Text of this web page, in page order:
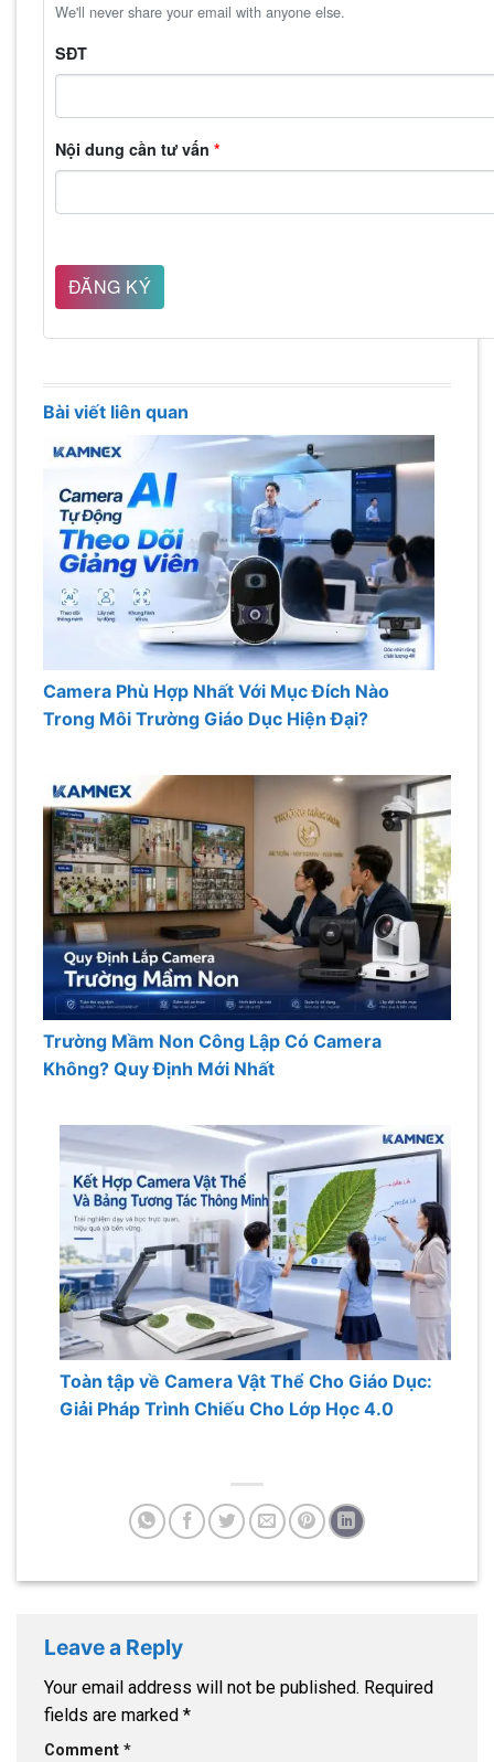
We'll never share your email with anyone else.
SĐT
Nội dung cần tư vấn *
Bài viết liên quan
Camera Phù Hợp Nhất Với Mục Đích Nào
Trong Môi Trường Giáo Dục Hiện Đại?
Trường Mầm Non Công Lập Có Camera
Không? Quy Định Mới Nhất
Toàn tập về Camera Vật Thể Cho Giáo Dục:
Giải Pháp Trình Chiếu Cho Lớp Học 4.0
Leave a Reply
Your email address will not be published. Required
fields are marked *
Comment *